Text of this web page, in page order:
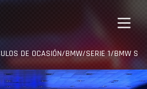
DE OCASIÓN/BMW/SERIE 1/BMW